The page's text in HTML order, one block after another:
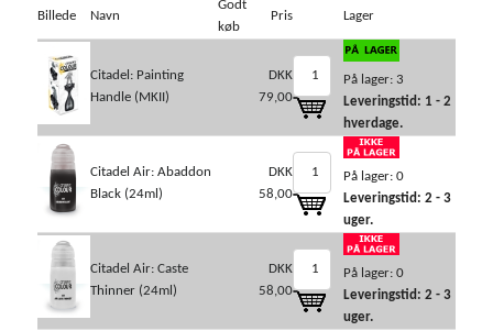
Billede Navn
Godt
køb
Pris Lager
Citadel: Painting
Handle (MKII)
DKK
79,00
På lager: 3
Leveringstid: 1 - 2
hverdage.
Citadel Air: Abaddon
Black (24ml)
DKK
58,00
På lager: 0
Leveringstid: 2 - 3
uger.
Citadel Air: Caste
Thinner (24ml)
DKK
58,00
På lager: 0
Leveringstid: 2 - 3
uger.